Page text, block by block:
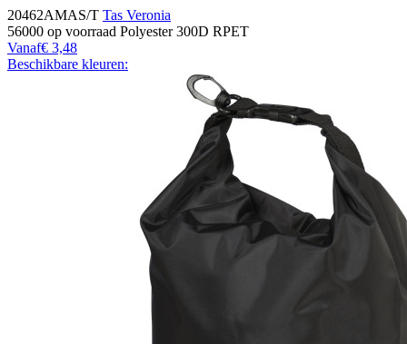
20462AMAS/T Tas Veronia
56000 op voorraad Polyester 300D RPET
Vanaf€ 3,48
Beschikbare kleuren: